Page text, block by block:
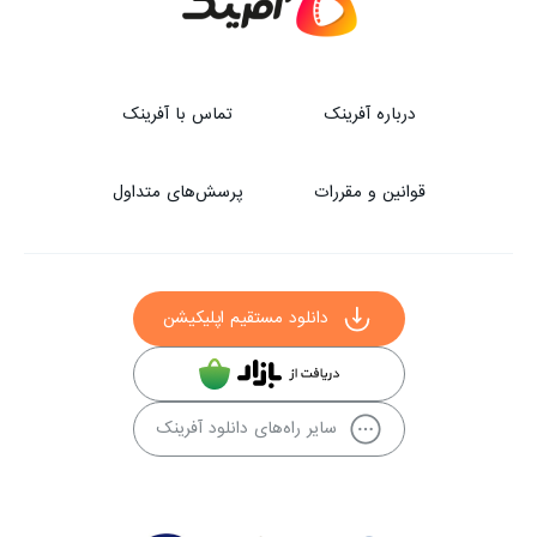
درباره آفرینک تماس با آفرینک
قوانین و مقررات پرسش‌های متداول
دانلود مستقیم اپلیکیشن
سایر راه‌های دانلود آفرینک